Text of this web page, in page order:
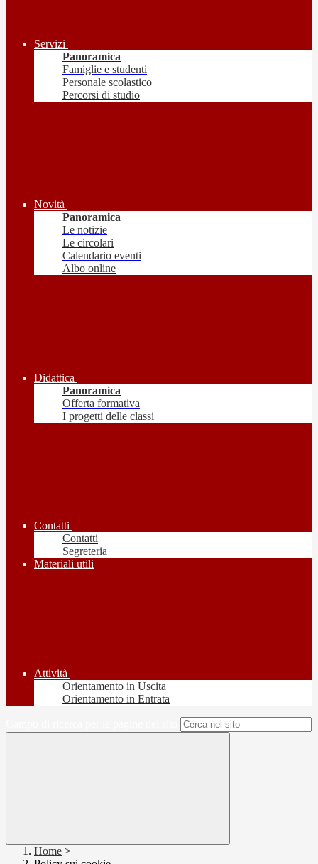
Servizi
Panoramica
Famiglie e studenti
Personale scolastico
Percorsi di studio
Novità
Panoramica
Le notizie
Le circolari
Calendario eventi
Albo online
Didattica
Panoramica
Offerta formativa
I progetti delle classi
Contatti
Contatti
Segreteria
Materiali utili
Attività
Orientamento in Uscita
Orientamento in Entrata
Home >